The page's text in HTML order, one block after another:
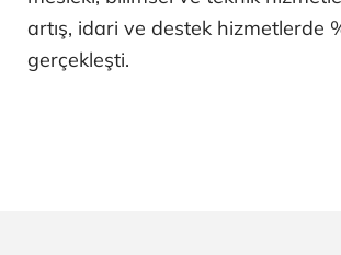
artış, idari ve destek hizmetlerde
gerçekleşti.